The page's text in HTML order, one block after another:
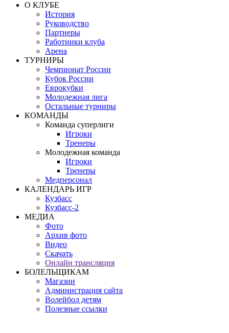
О КЛУБЕ
История
Руководство
Партнеры
Работники клуба
Арена
ТУРНИРЫ
Чемпионат России
Кубок России
Еврокубки
Молодежная лига
Остальные турниры
КОМАНДЫ
Команда суперлиги
Игроки
Тренеры
Молодежная команда
Игроки
Тренеры
Медперсонал
КАЛЕНДАРЬ ИГР
Кузбасс
Кузбасс-2
МЕДИА
Фото
Архив фото
Видео
Скачать
Онлайн трансляция
БОЛЕЛЬЩИКАМ
Магазин
Администрация сайта
Волейбол детям
Полезные ссылки